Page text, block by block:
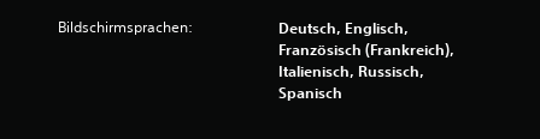
Bildschirmsprachen:
Deutsch, Englisch,
Französisch (Frankreich),
Italienisch, Russisch,
Spanisch